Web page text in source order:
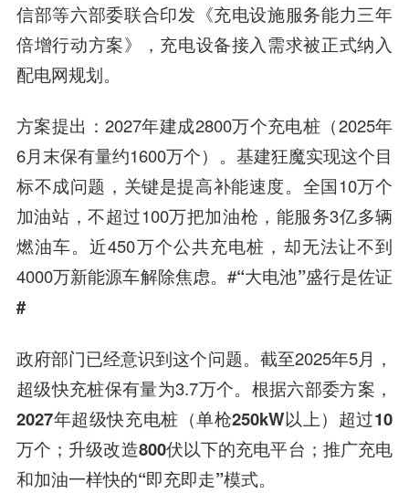
信部等六部委联合印发《充电设施服务能力三年
倍增行动方案》，充电设备接入需求被正式纳入
配电网规划。
方案提出：2027年建成2800万个充电桩（2025年
6月末保有量约1600万个）。基建狂魔实现这个目
标不成问题，关键是提高补能速度。全国10万个
加油站，不超过100万把加油枪，能服务3亿多辆
燃油车。近450万个公共充电桩，却无法让不到
4000万新能源车解除焦虑。#“大电池”盛行是佐证
#
政府部门已经意识到这个问题。截至2025年5月，
超级快充桩保有量为3.7万个。根据六部委方案，
2027年超级快充电桩（单枪250kW以上）超过10
万个；升级改造800伏以下的充电平台；推广充电
和加油一样快的“即充即走”模式。